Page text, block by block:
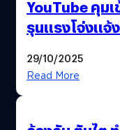
YouTube คุมเ
รุนแรงโจ่งแจ้
29/10/2025
Read More